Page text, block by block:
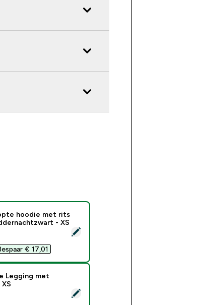
gecropte hoodie met rits voor dames -
hoodie met rits
- XS
€ 17,01‎
Active Legging met Zakken - Zwart - XS
Legging met